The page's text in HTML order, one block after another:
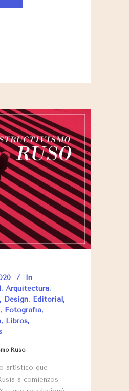
In
, Arquitectura,
, Design, Editorial,
, Fotografía,
, Libros,
Ruso
artístico que
a comienzos